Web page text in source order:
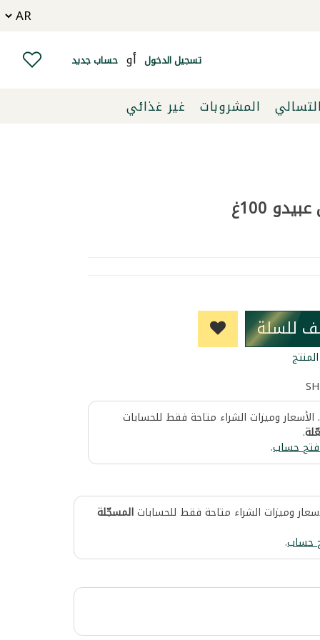
تسجيل الدخول أو حساب جديد
المشروبات
غير غذائي
100غ
للسلة
وميزات الشراء متاحة فقط للحسابات
.
حساب.
وميزات الشراء متاحة فقط للحساباتالمسجّلة
حساب.